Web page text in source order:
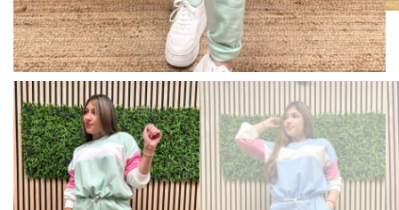
HOGAR
TARJETAS REGALO